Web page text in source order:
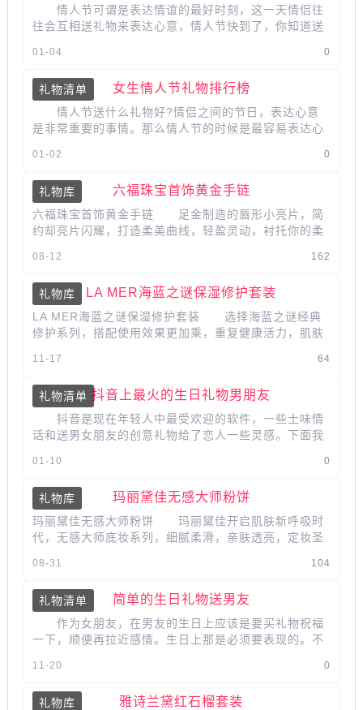
情人节可谓是表达情谊的最好时刻，这一天情侣往
往会互相送礼物来表达心意，情人节快到了，你知道送
0
01-04
礼物清单 女生情人节礼物排行榜
情人节送什么礼物好?情侣之间的节日，表达心意
是非常重要的事情。那么情人节的时候是最容易表达心
0
01-02
礼物库 六福珠宝首饰黄金手链
六福珠宝首饰黄金手链 足金制造的唇形小亮片，简
约却亮片闪耀，打造柔美曲线，轻盈灵动，衬托你的柔
162
08-12
礼物库 LA MER海蓝之谜保湿修护套装
LA MER海蓝之谜保湿修护套装 选择海蓝之谜经典
修护系列，搭配使用效果更加乘，重复健康活力，肌肤
64
11-17
礼物清单 抖音上最火的生日礼物男朋友
抖音是现在年轻人中最受欢迎的软件，一些土味情
话和送男女朋友的创意礼物给了恋人一些灵感。下面我
0
01-10
礼物库 玛丽黛佳无感大师粉饼
玛丽黛佳无感大师粉饼 玛丽黛佳开启肌肤新呼吸时
代，无感大师底妆系列，细腻柔滑，亲肤透亮，定妆圣
104
08-31
礼物清单 简单的生日礼物送男友
作为女朋友，在男友的生日上应该是要买礼物祝福
一下，顺便再拉近感情。生日上那是必须要表现的。不
0
11-20
礼物库 雅诗兰黛红石榴套装